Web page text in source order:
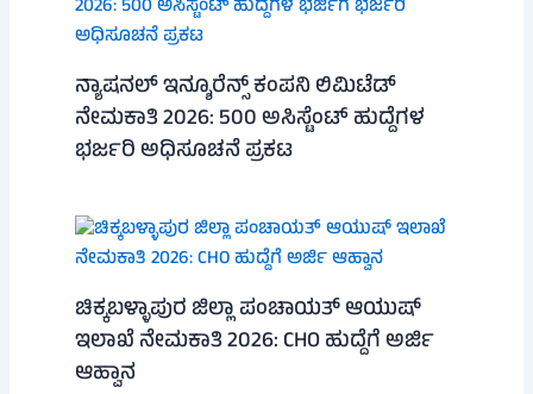
ನ್ಯಾಷನಲ್ ಇನ್ಶೂರೆನ್ಸ್ ಕಂಪನಿ ಲಿಮಿಟೆಡ್
ನೇಮಕಾತಿ 2026: 500 ಅಸಿಸ್ಟೆಂಟ್ ಹುದ್ದೆಗಳ
ಭರ್ಜರಿ ಅಧಿಸೂಚನೆ ಪ್ರಕಟ
ಚಿಕ್ಕಬಳ್ಳಾಪುರ ಜಿಲ್ಲಾ ಪಂಚಾಯತ್ ಆಯುಷ್
ಇಲಾಖೆ ನೇಮಕಾತಿ 2026: CHO ಹುದ್ದೆಗೆ ಅರ್ಜಿ
ಆಹ್ವಾನ